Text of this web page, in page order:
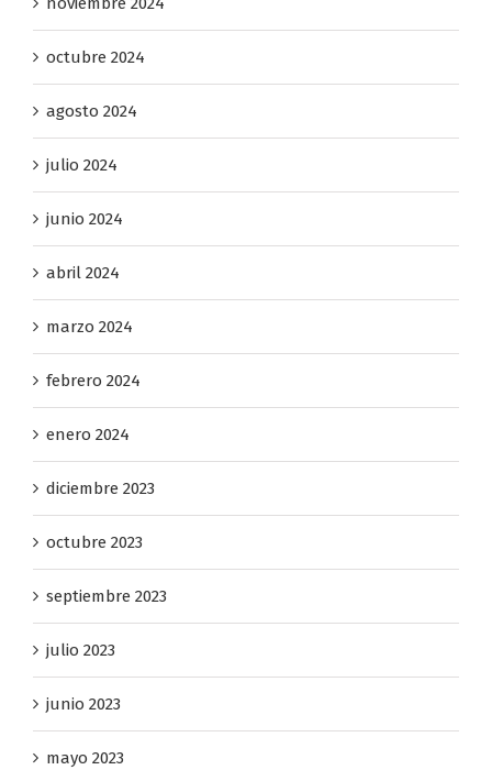
octubre 2024
agosto 2024
julio 2024
junio 2024
abril 2024
marzo 2024
febrero 2024
enero 2024
diciembre 2023
octubre 2023
septiembre 2023
julio 2023
junio 2023
mayo 2023